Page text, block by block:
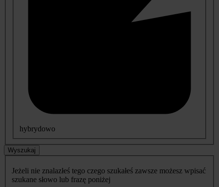
hybrydowo
Wyszukaj
Jeżeli nie znalazłeś tego czego szukałeś zawsze możesz wpisać
szukane słowo lub frazę poniżej